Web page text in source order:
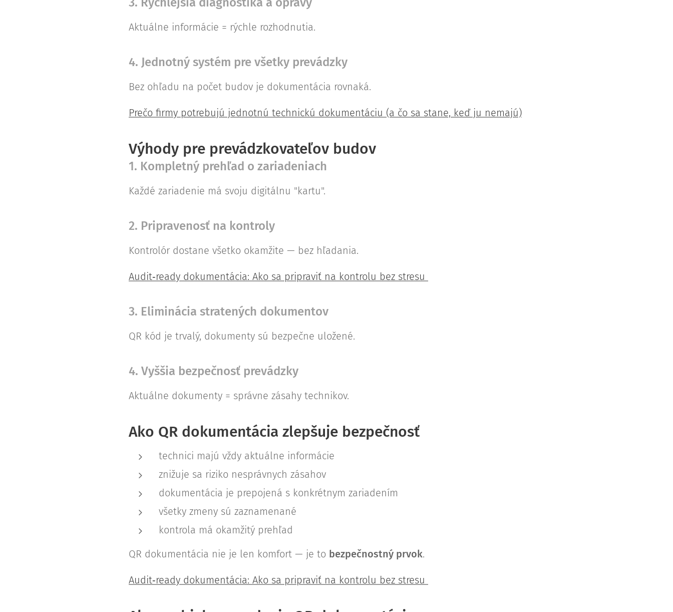
Aktuálne informácie = rýchle rozhodnutia.
4. Jednotný systém pre všetky prevádzky
Bez ohľadu na počet budov je dokumentácia rovnaká.
Prečo firmy potrebujú jednotnú technickú dokumentáciu (a čo sa stane, keď ju nemajú)
Výhody pre prevádzkovateľov budov
1. Kompletný prehľad o zariadeniach
Každé zariadenie má svoju digitálnu "kartu".
2. Pripravenosť na kontroly
Kontrolór dostane všetko okamžite — bez hľadania.
Audit‑ready dokumentácia: Ako sa pripraviť na kontrolu bez stresu
3. Eliminácia stratených dokumentov
QR kód je trvalý, dokumenty sú bezpečne uložené.
4. Vyššia bezpečnosť prevádzky
Aktuálne dokumenty = správne zásahy technikov.
Ako QR dokumentácia zlepšuje bezpečnosť
technici majú vždy aktuálne informácie
znižuje sa riziko nesprávnych zásahov
dokumentácia je prepojená s konkrétnym zariadením
všetky zmeny sú zaznamenané
kontrola má okamžitý prehľad
QR dokumentácia nie je len komfort — je to bezpečnostný prvok.
Audit‑ready dokumentácia: Ako sa pripraviť na kontrolu bez stresu